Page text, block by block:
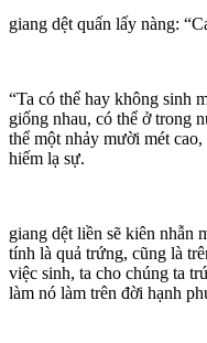
giang dệt quấn lấy nàng:
“Ta có thể hay không sinh
giống nhau, có thể ở trong
thể một nhảy mười mét
hiếm lạ sự.
giang dệt liền sẽ kiên nhẫn
tính là quả trứng, cũng là
việc sinh, ta cho chúng ta
làm nó làm trên đời hạnh